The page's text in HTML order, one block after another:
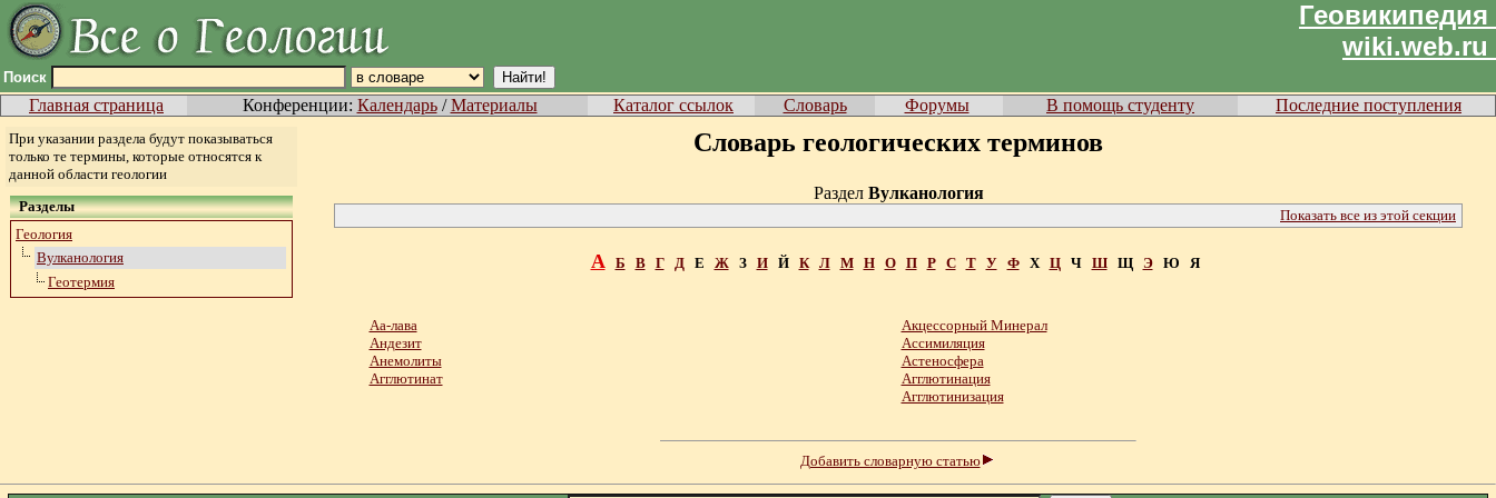
Геовикипедия
wiki.web.ru
Поиск
Главная страница Конференции: Календарь/Материалы Каталог ссылок Словарь Форумы В помощь студенту Последние поступления
При указании раздела будут показываться
только те термины, которые относятся к
данной области геологии
Разделы
Геология
Вулканология
Геотермия
Словарь геологических терминов
Раздел Вулканология
Показать все из этой секции
А Б В Г ДЕ ЖЗ ИЙ К Л М Н О П Р С Т У ФХ ЦЧ ШЩ ЭЮ Я
Аа-лава
Андезит
Анемолиты
Агглютинат
Акцессорный Минерал
Ассимиляция
Астеносфера
Агглютинация
Агглютинизация
Добавить словарную статью